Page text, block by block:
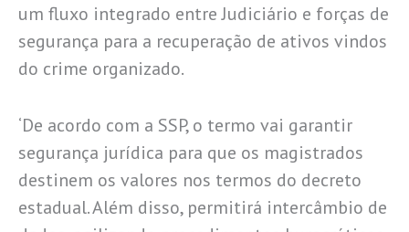
um fluxo integrado entre Judiciário e forças de
segurança para a recuperação de ativos vindos
do crime organizado.
‘De acordo com a SSP, o termo vai garantir
segurança jurídica para que os magistrados
destinem os valores nos termos do decreto
estadual. Além disso, permitirá intercâmbio de